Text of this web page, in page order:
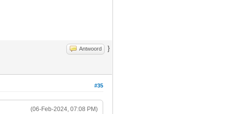
Antwoord }
#35
(06-Feb-2024, 07:08 PM)